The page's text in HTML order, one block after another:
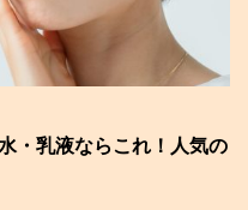
・乳液ならこれ！人気の